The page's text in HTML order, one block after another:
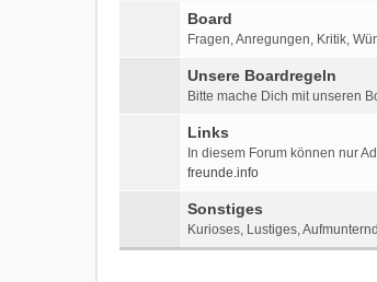
Board
Fragen, Anregungen, Kritik,
Unsere Boardregeln
Bitte mache Dich mit unseren
Links
In diesem Forum können nur
freunde.info
Sonstiges
Kurioses, Lustiges,